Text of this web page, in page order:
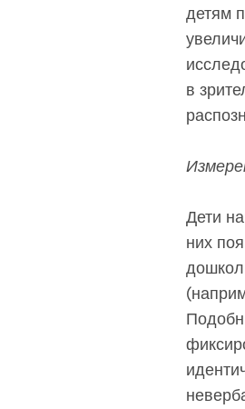
детям
в
Дети
них